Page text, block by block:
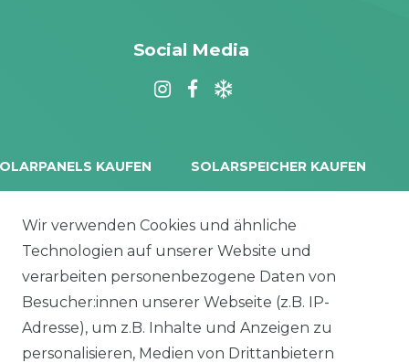
Social Media
KAUFEN
Solar Module
SOLARSPEICHER KAUFEN
10 kWh Batteriespeicher
Solplanet Batteriespeicher
Growatt Speicher
Trina Solar Speicher
ZUBEHÖR
Unterkonstruktion
Wir verwenden Cookies und ähnliche
Technologien auf unserer Website und
verarbeiten personenbezogene Daten von
Besucher:innen unserer Webseite (z.B. IP-
Adresse), um z.B. Inhalte und Anzeigen zu
personalisieren, Medien von Drittanbietern